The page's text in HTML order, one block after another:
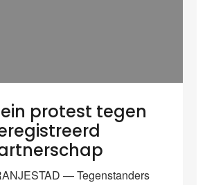
protest tegen
— Tegenstanders